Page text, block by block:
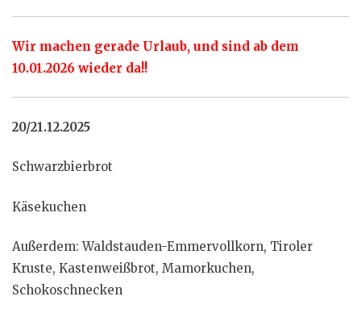
Wir machen gerade Urlaub, und sind ab dem
10.01.2026 wieder da!!
20/21.12.2025
Schwarzbierbrot
Käsekuchen
Außerdem: Waldstauden-Emmervollkorn, Tiroler
Kruste, Kastenweißbrot, Mamorkuchen,
Schokoschnecken